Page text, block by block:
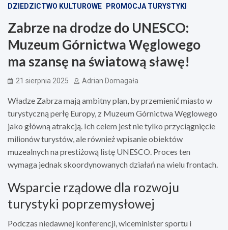
DZIEDZICTWO KULTUROWE PROMOCJA TURYSTYKI
Zabrze na drodze do UNESCO:
Muzeum Górnictwa Węglowego
ma szansę na światową sławę!
21 sierpnia 2025 Adrian Domagała
Władze Zabrza mają ambitny plan, by przemienić miasto w
turystyczną perłę Europy, z Muzeum Górnictwa Węglowego
jako główną atrakcją. Ich celem jest nie tylko przyciągnięcie
milionów turystów, ale również wpisanie obiektów
muzealnych na prestiżową listę UNESCO. Proces ten
wymaga jednak skoordynowanych działań na wielu frontach.
Wsparcie rządowe dla rozwoju
turystyki poprzemysłowej
Podczas niedawnej konferencji, wiceminister sportu i